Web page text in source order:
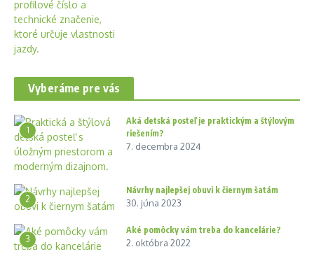
Vyberáme pre vás
1
Aká detská posteľ je praktickým a štýlovým
riešením?
7. decembra 2024
2
Návrhy najlepšej obuvi k čiernym šatám
30. júna 2023
3
Aké pomôcky vám treba do kancelárie?
2. októbra 2022